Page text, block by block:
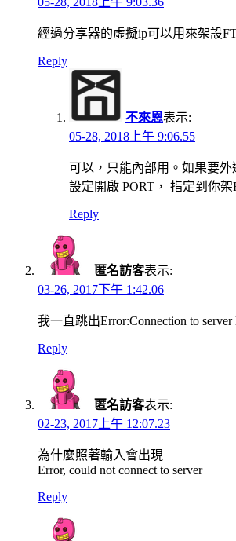
經過分享器的虛擬ip可以用來架設
Reply
不來恩表示:
05-28, 2018上午 9:06.55
可以，只能內部用。如果要
設定開啟 PORT， 指定到你架
Reply
匿名訪客表示:
03-26, 2017下午 1:42.06
我一直跳出Error:Connection to
Reply
匿名訪客表示:
02-23, 2017上午 12:07.23
為什麼照著輸入會出現
Error, could not connect to server
Reply